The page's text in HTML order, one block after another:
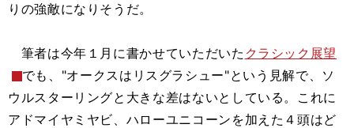
りの強敵になりそうだ。
筆者は今年１月に書かせていただいた クラシック展望
でも、"オークスはリスグラシュー"という見解で、ソ
ウルスターリングと大きな差はないとしている。これに
アドマイヤミヤビ、ハローユニコーンを加えた４頭はど